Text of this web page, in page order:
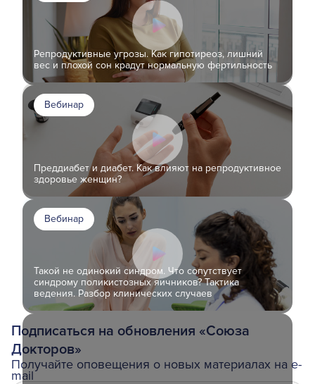
Репродуктивные угрозы. Как гипотиреоз, лишний
вес и плохой сон крадут нормальную фертильность
Вебинар
Преддиабет и диабет. Как влияют на репродуктивное
здоровье женщин?
Вебинар
Такой не одинокий синдром. Что сопутствует
синдрому поликистозных яичников? Тактика
ведения. Разбор клинических случаев
Подписаться на обновления «Союза
Докторов»
Получайте оповещения о новых материалах на e-
mail